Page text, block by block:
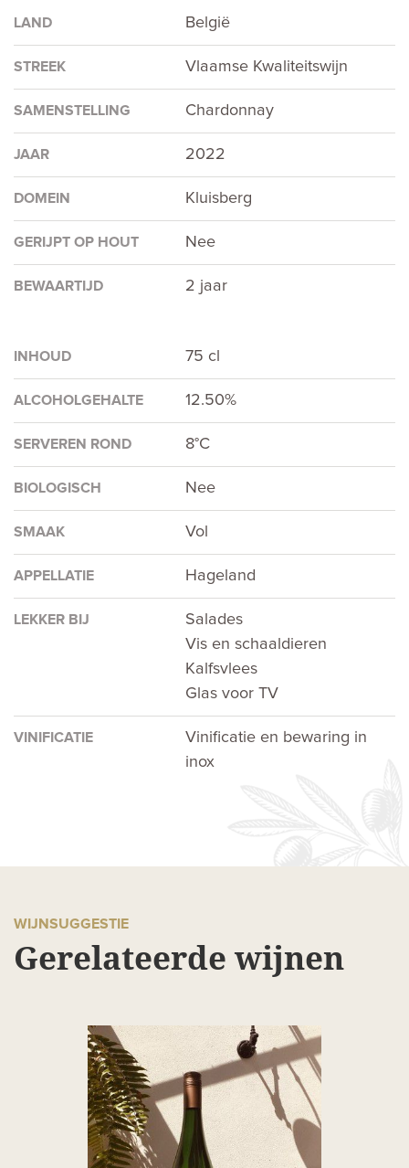
LAND België
STREEK Vlaamse Kwaliteitswijn
SAMENSTELLING Chardonnay
JAAR 2022
DOMEIN Kluisberg
GERIJPT OP HOUT Nee
BEWAARTIJD 2 jaar
INHOUD 75 cl
ALCOHOLGEHALTE 12.50%
SERVEREN ROND 8°C
BIOLOGISCH Nee
SMAAK Vol
APPELLATIE Hageland
LEKKER BIJ
Salades
Vis en schaaldieren
Kalfsvlees
Glas voor TV
VINIFICATIE
Vinificatie en bewaring in
inox
WIJNSUGGESTIE
Gerelateerde wijnen